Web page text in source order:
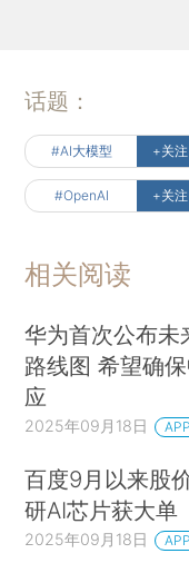
话题：
#AI大模型 +关注
#OpenAI +关注
相关阅读
华为首次公布未
路线图 希望确
应
2025年09月18日
百度9月以来股
研AI芯片获大单
2025年09月18日